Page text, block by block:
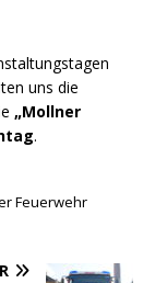
uns die
„Mollner
.
Feuerwehr